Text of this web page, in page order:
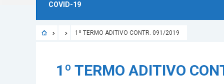
COVID-19
1º TERMO ADITIVO CONTR. 091/2019
1º TERMO ADITIVO